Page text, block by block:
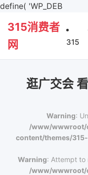
define( 'WP_DEB
315消费者
网
315
逛广交会
Warning:
/www/wwwroot/
content/themes/
Warning: Attempt to
/www/wwwroot/